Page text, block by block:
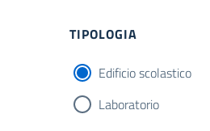
TIPOLOGIA
Edificio scolastico
Laboratorio